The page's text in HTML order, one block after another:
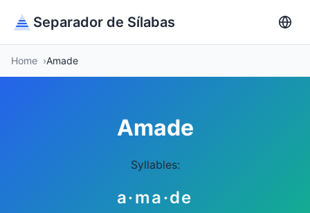
Separador de Sílabas
Home Amade
Amade
Syllables:
a·ma·de